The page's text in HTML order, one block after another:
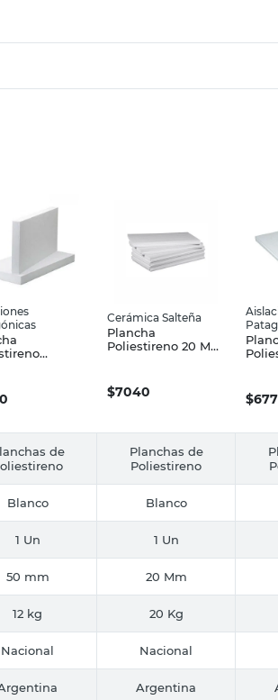
Cerámica Salteña
Plancha
Poliestireno 20 Mm
$7040 $
de
Planchas de
Poliestireno
Blanco Blanco
1 Un 1 Un
50 mm 20 Mm
12 kg 20 Kg
Nacional Nacional
Argentina